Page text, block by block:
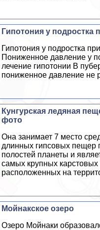
Гипотония у подростка
Гипотония у подростка
Пониженное давление у
лечение гипотонии В
пониженное давление не
Кунгурская ледяная
фото
Она занимает 7 место
длинных гипсовых пещер
полостей планеты и
самых крупных
расположенных на
Мойнакское озеро
​Озеро Мойнаки